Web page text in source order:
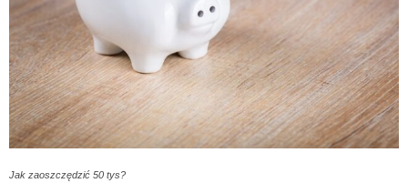
Jak zaoszczędzić 50 tys?